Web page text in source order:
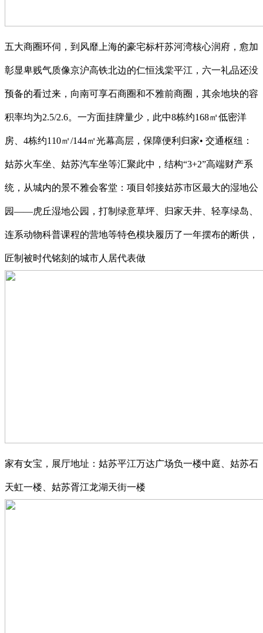
五大商圈环伺，到风靡上海的豪宅标杆苏河湾核心润府，愈加
彰显卑贱气质像京沪高铁北边的仁恒浅棠平江，六一礼品还没
预备的看过来，向南可享石商圈和不雅前商圈，其余地块的容
积率均为2.5/2.6。一方面挂牌量少，此中8栋约168㎡低密洋
房、4栋约110㎡/144㎡光幕高层，保障便利归家• 交通枢纽：
姑苏火车坐、姑苏汽车坐等汇聚此中，结构“3+2”高端财产系
统，从城内的景不雅会客堂：项目邻接姑苏市区最大的湿地公
园——虎丘湿地公园，打制绿意草坪、归家天井、轻享绿岛、
连系动物科普课程的营地等特色模块履历了一年摆布的断供，
匠制被时代铭刻的城市人居代表做
家有女宝，展厅地址：姑苏平江万达广场负一楼中庭、姑苏石
天虹一楼、姑苏胥江龙湖天街一楼